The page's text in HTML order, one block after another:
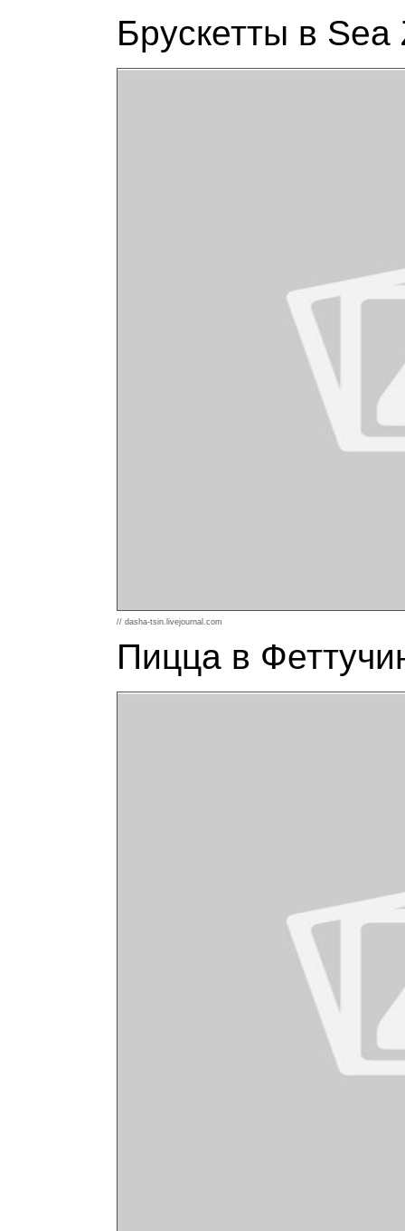
Брускетты в Sea
// dasha-tsin.livejournal.com
Пицца в